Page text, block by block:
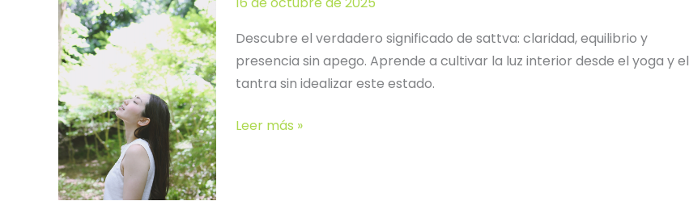
Descubre el verdadero significado de sattva: claridad, equilibrio y
presencia sin apego. Aprende a cultivar la luz interior desde el yoga y el
tantra sin idealizar este estado.
Sattva:
Leer más »